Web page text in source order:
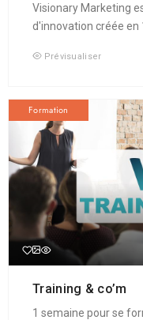
Visionary Marketing
d'innovation créée en
Prévisualiser
Formation
Training & co’m
1 semaine pour se